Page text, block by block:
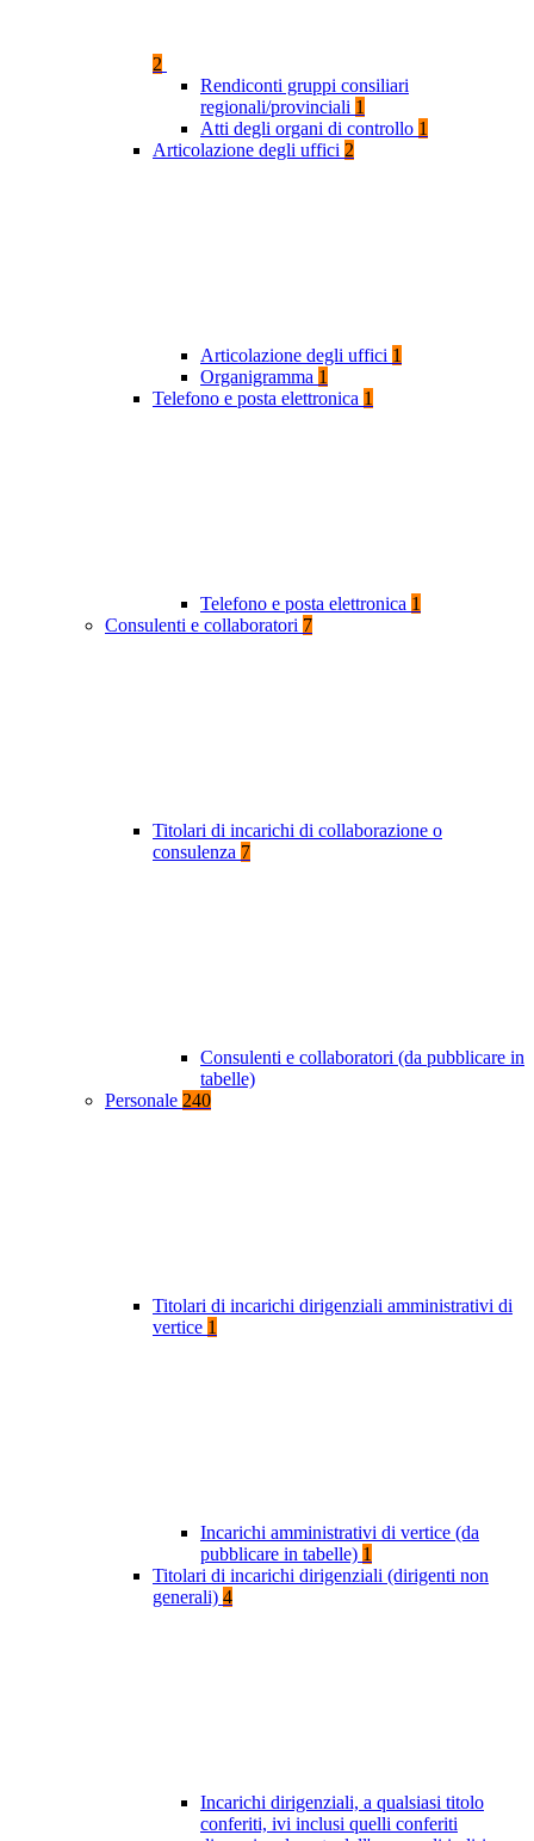
2
Rendiconti gruppi consiliari
regionali/provinciali 1
Atti degli organi di controllo 1
Articolazione degli uffici 2
Articolazione degli uffici 1
Organigramma 1
Telefono e posta elettronica 1
Telefono e posta elettronica 1
Consulenti e collaboratori 7
Titolari di incarichi di collaborazione o
consulenza 7
Consulenti e collaboratori (da pubblicare in
tabelle)
Personale 240
Titolari di incarichi dirigenziali amministrativi di
vertice 1
Incarichi amministrativi di vertice (da
pubblicare in tabelle) 1
Titolari di incarichi dirigenziali (dirigenti non
generali) 4
Incarichi dirigenziali, a qualsiasi titolo
conferiti, ivi inclusi quelli conferiti